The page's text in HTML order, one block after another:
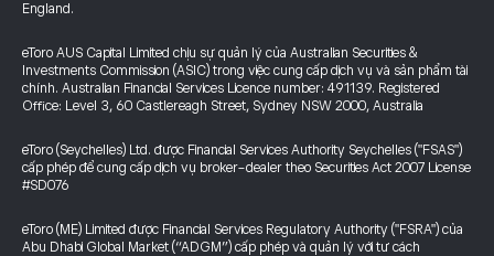
England.
eToro AUS Capital Limited chịu sự quản lý của Australian Securities &
Investments Commission (ASIC) trong việc cung cấp dịch vụ và sản phẩm tài
chính. Australian Financial Services Licence number: 491139. Registered
Office: Level 3, 60 Castlereagh Street, Sydney NSW 2000, Australia
eToro (Seychelles) Ltd. được Financial Services Authority Seychelles ("FSAS")
cấp phép để cung cấp dịch vụ broker-dealer theo Securities Act 2007 License
#SD076
eToro (ME) Limited được Financial Services Regulatory Authority ("FSRA") của
Abu Dhabi Global Market (“ADGM”) cấp phép và quản lý với tư cách